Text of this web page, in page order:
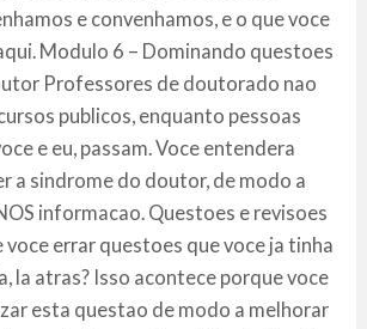
e convenhamos, e o que voce
Modulo 6 – Dominando questoes
Professores de doutorado nao
publicos, enquanto pessoas
e eu, passam. Voce entendera
a sindrome do doutor, de modo a
informacao. Questoes e revisoes
voce errar questoes que voce ja tinha
la atras? Isso acontece porque voce
esta questao de modo a melhorar